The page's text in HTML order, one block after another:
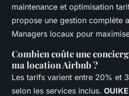
maintenance et optimisation
propose une gestion complète
Managers locaux pour
Combien coûte une
ma location Airbnb ?
Les tarifs varient entre 20% et
selon les services inclus.